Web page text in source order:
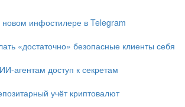
инфостилере в Telegram
«достаточно» безопасные клиенты себя
доступ к секретам
учёт криптовалют